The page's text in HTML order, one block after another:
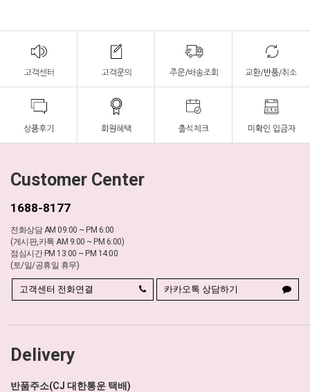
Customer Center
1688-8177
전화상담 AM 09:00 ~ PM 6:00
(게시판,카톡 AM 9:00 ~ PM 6:00)
점심시간 PM 13:00 ~ PM 14:00
(토/일/공휴일 휴무)
고객센터 전화연결 카카오톡 상담하기
Delivery
반품주소(CJ 대한통운 택배)